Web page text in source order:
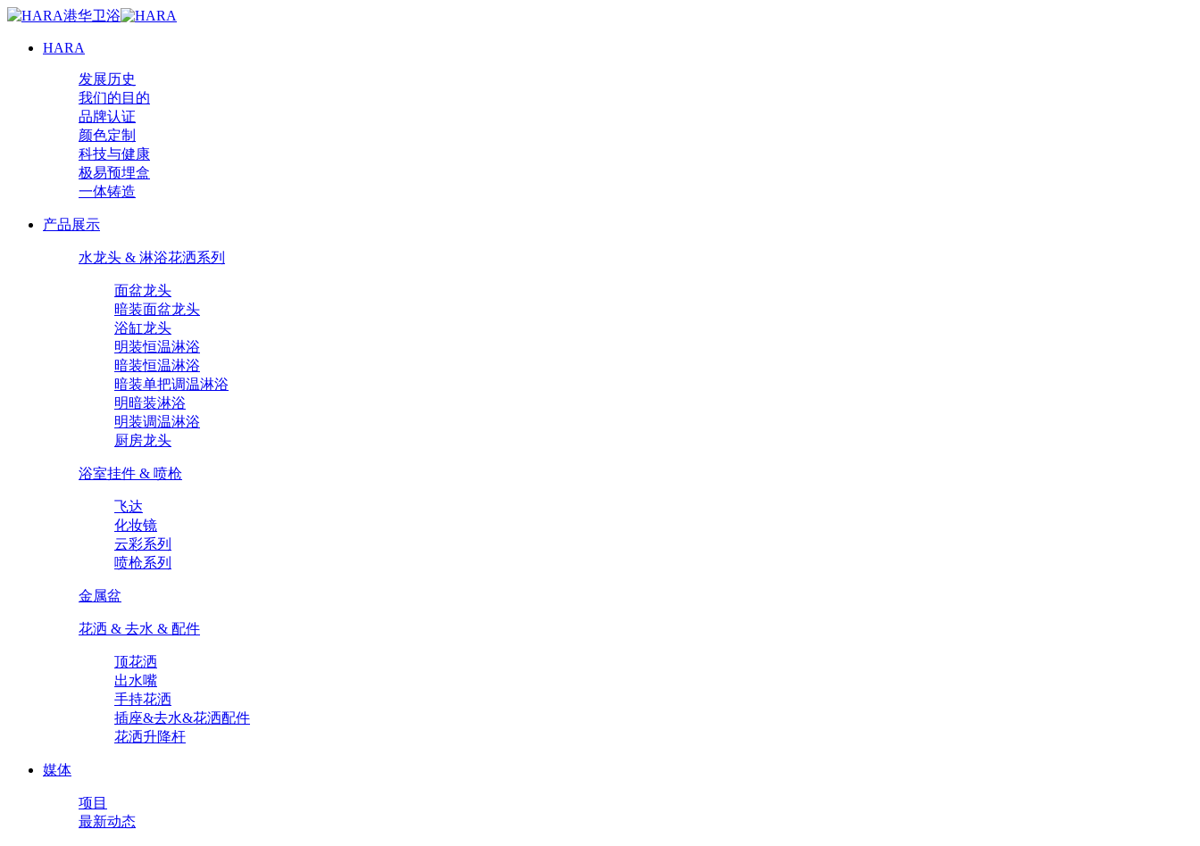
HARA
发展历史
我们的目的
品牌认证
颜色定制
科技与健康
极易预埋盒
一体铸造
产品展示
水龙头 & 淋浴花洒系列
面盆龙头
暗装面盆龙头
浴缸龙头
明装恒温淋浴
暗装恒温淋浴
暗装单把调温淋浴
明暗装淋浴
明装调温淋浴
厨房龙头
浴室挂件 & 喷枪
飞达
化妆镜
云彩系列
喷枪系列
金属盆
花洒 & 去水 & 配件
顶花洒
出水嘴
手持花洒
插座&去水&花洒配件
花洒升降杆
媒体
项目
最新动态